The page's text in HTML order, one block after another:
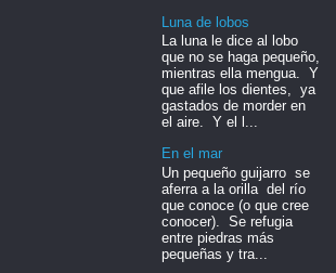
Luna de lobos
La luna le dice al lobo
que no se haga pequeño,
mientras ella mengua. Y
que afile los dientes, ya
gastados de morder en
el aire. Y el l...
En el mar
Un pequeño guijarro se
aferra a la orilla del río
que conoce (o que cree
conocer). Se refugia
entre piedras más
pequeñas y tra...